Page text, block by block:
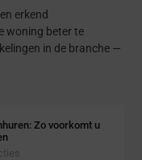
erkend
woning beter te
in de branche —
Zo voorkomt u